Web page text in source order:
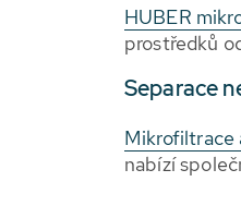
HUBER
prostředků
Separace
Mikrofiltrace
nabízí